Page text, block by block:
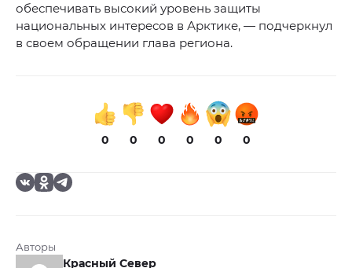
обеспечивать высокий уровень защиты
национальных интересов в Арктике, — подчеркнул
в своем обращении глава региона.
0 0 0 0 0 0
Авторы
Красный Север